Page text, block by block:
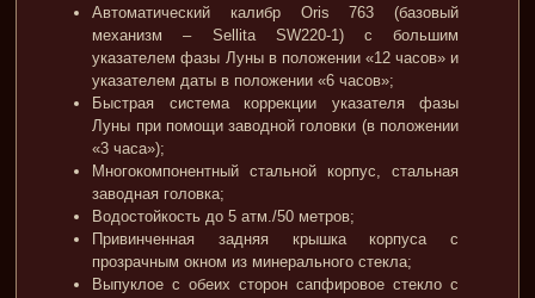
Автоматический калибр Oris 763 (базовый
механизм – Sellita SW220-1) с большим
указателем фазы Луны в положении «12 часов» и
указателем даты в положении «6 часов»;
Быстрая система коррекции указателя фазы
Луны при помощи заводной головки (в положении
«3 часа»);
Многокомпонентный стальной корпус, стальная
заводная головка;
Водостойкость до 5 атм./50 метров;
Привинченная задняя крышка корпуса с
прозрачным окном из минерального стекла;
Выпуклое с обеих сторон сапфировое стекло с